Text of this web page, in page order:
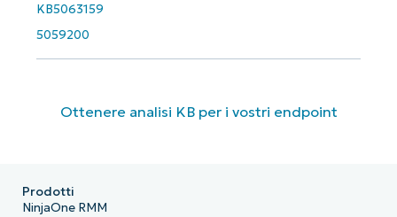
KB5063159
5059200
Ottenere analisi KB per i vostri endpoint
Prodotti
NinjaOne RMM